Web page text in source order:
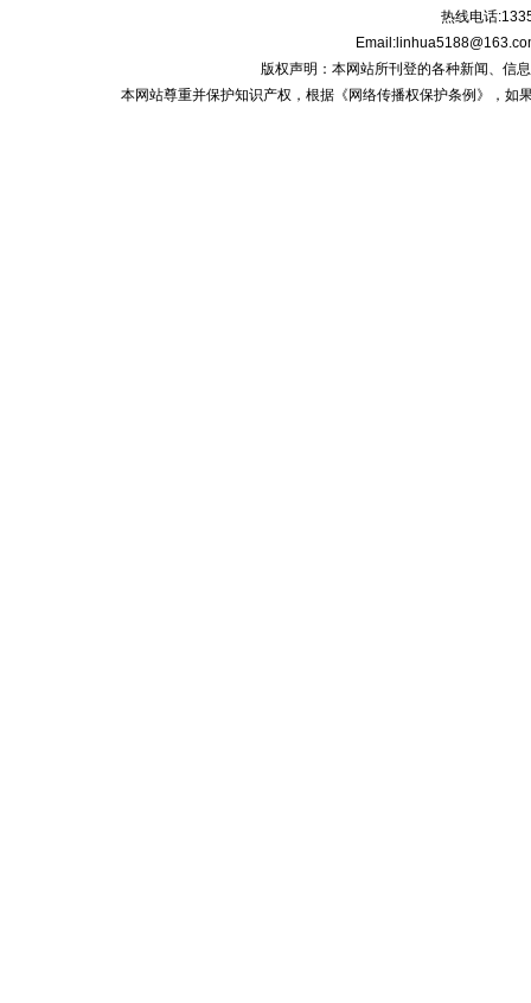
热线电话
版权声明：本网站所刊登的各种新闻、信
本网站尊重并保护知识产权，根据《网络传播权保护条例》，如